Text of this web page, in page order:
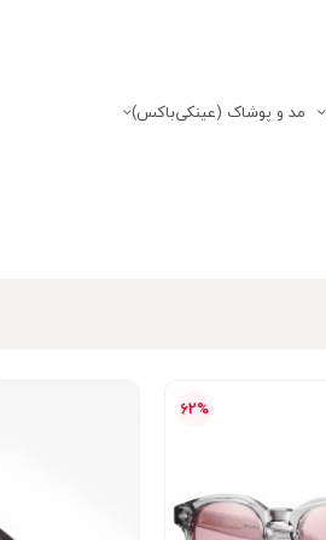
مد و پوشاک (عینکی‌باکس)
62%